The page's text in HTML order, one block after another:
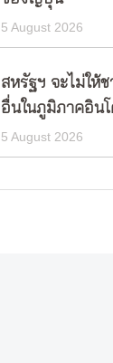
5 August 2026
สหรัฐฯ จะไม่ให้
อื่นในภูมิภาคอิน
5 August 2026